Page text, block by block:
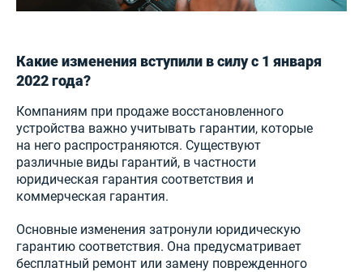
Какие изменения вступили в силу с 1 января
2022 года?
Компаниям при продаже восстановленного
устройства важно учитывать гарантии, которые
на него распространяются. Существуют
различные виды гарантий, в частности
юридическая гарантия соответствия и
коммерческая гарантия.
Основные изменения затронули юридическую
гарантию соответствия. Она предусматривает
бесплатный ремонт или замену поврежденного